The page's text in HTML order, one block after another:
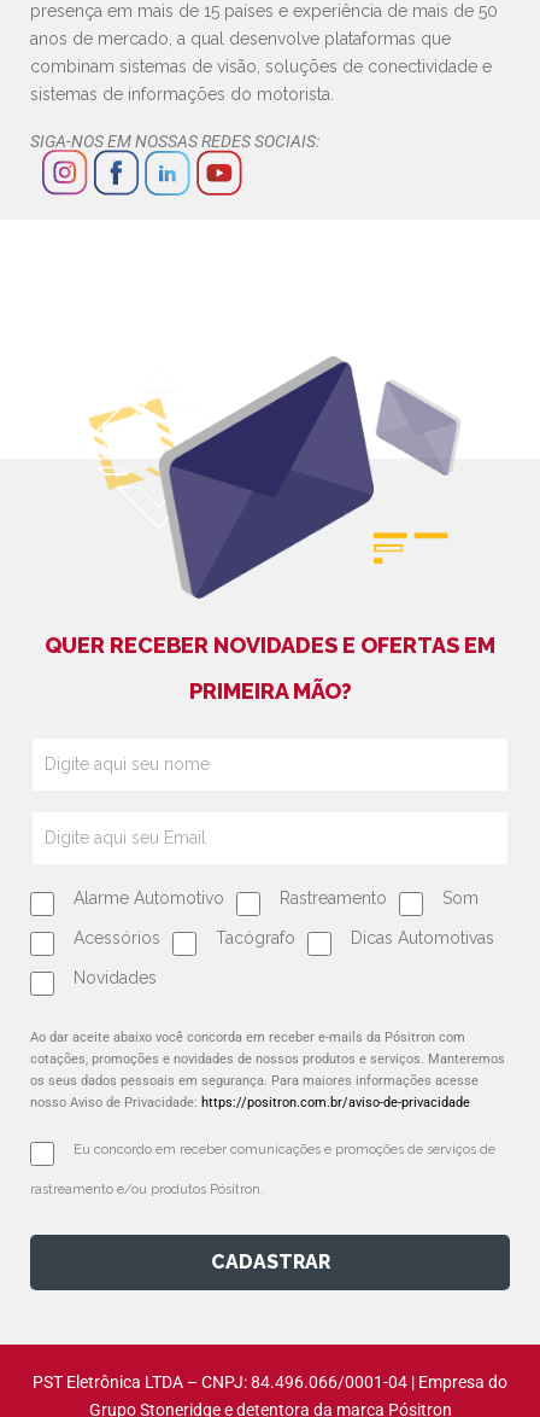
presença em mais de 15 países e experiência de mais de 50
anos de mercado, a qual desenvolve plataformas que
combinam sistemas de visão, soluções de conectividade e
sistemas de informações do motorista.
SIGA-NOS EM NOSSAS REDES SOCIAIS:
QUER RECEBER NOVIDADES E OFERTAS EM
PRIMEIRA MÃO?
Alarme Automotivo Rastreamento Som
Acessórios Tacógrafo Dicas Automotivas
Novidades
Ao dar aceite abaixo você concorda em receber e-mails da Pósitron com
cotações, promoções e novidades de nossos produtos e serviços. Manteremos
os seus dados pessoais em segurança. Para maiores informações acesse
nosso Aviso de Privacidade: https://positron.com.br/aviso-de-privacidade
Eu concordo em receber comunicações e promoções de serviços de
rastreamento e/ou produtos Pósitron.
CADASTRAR
PST Eletrônica LTDA – CNPJ: 84.496.066/0001-04 | Empresa do
Grupo Stoneridge e detentora da marca Pósitron